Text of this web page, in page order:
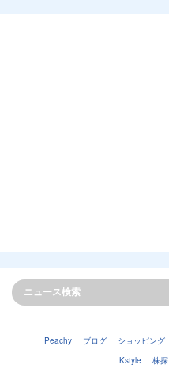
Peachy ブログ ショッピング
Kstyle
株探